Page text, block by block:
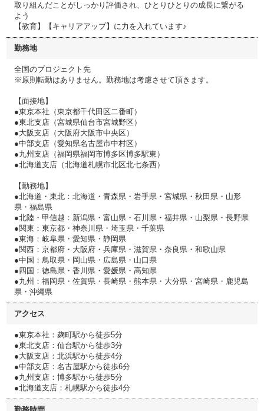
取り組んだことがしっかり評価され、ひとりひとりの成長に繋がる
よう
【教育】【キャリアアップ】に力を入れています♪
勤務地
全国のプロジェクト先
※原則転勤はありません。勤務地は考慮させて頂きます。
【面接地】
●東京本社（東京都千代田区二番町）
●東北支店（宮城県仙台市宮城野区）
●大阪支店（大阪府大阪市中央区）
●中部支店（愛知県名古屋市中村区）
●九州支店（福岡県福岡市博多区博多駅東）
●北海道支店（北海道札幌市北区北七条西）
【勤務地】
●北海道・東北：北海道・青森県・岩手県・宮城県・秋田県・山形
県・福島県
●北陸・甲信越：新潟県・富山県・石川県・福井県・山梨県・長野県
●関東：東京都・神奈川県・埼玉県・千葉県
●東海：岐阜県・愛知県・静岡県
●関西：京都府・大阪府・兵庫県・滋賀県・奈良県・和歌山県
●中国：鳥取県・岡山県・広島県・山口県
●四国：徳島県・香川県・愛媛県・高知県
●九州：福岡県・佐賀県・長崎県・熊本県・大分県・宮崎県・鹿児島
県・沖縄県
アクセス
●東京本社：麹町駅から徒歩5分
●東北支店：仙台駅から徒歩3分
●大阪支店：北浜駅から徒歩4分
●中部支店：名古屋駅から徒歩6分
●九州支店：博多駅から徒歩5分
●北海道支店：札幌駅から徒歩4分